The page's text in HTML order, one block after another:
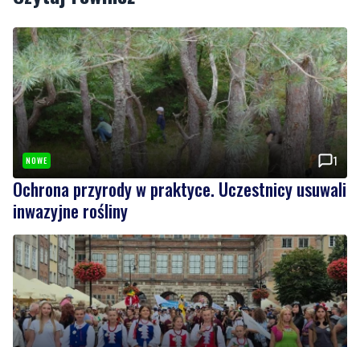
NOWE 1
Ochrona przyrody w praktyce. Uczestnicy usuwali
inwazyjne rośliny
1
Rekordowy Pochód Kociewski przeszedł przez